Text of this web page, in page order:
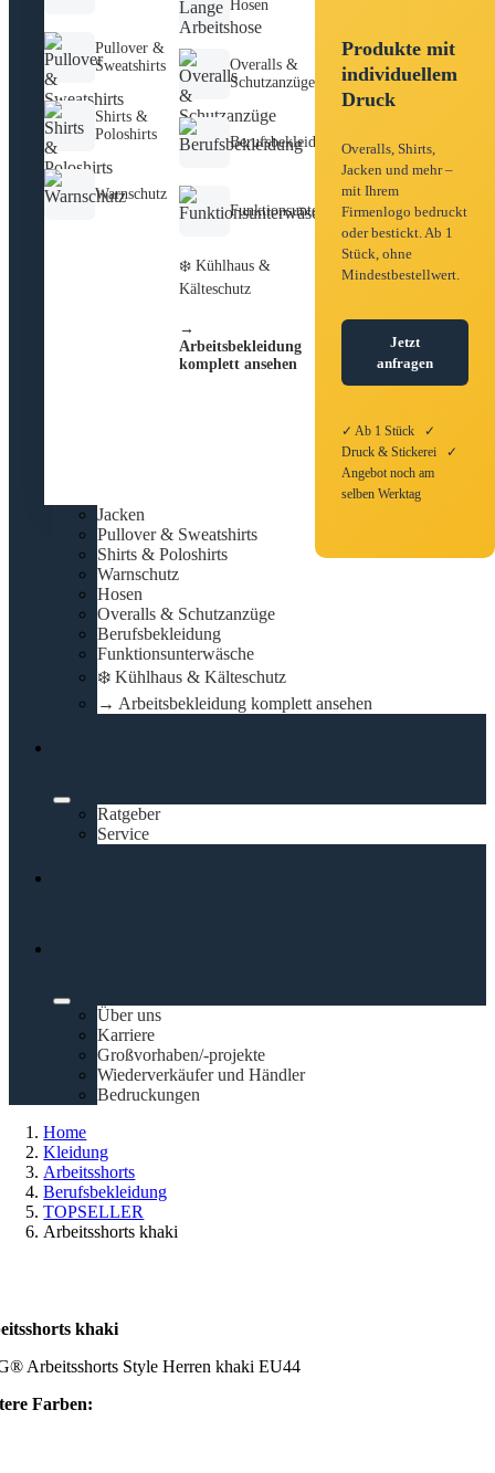
Pullover &
Sweatshirts
Shirts &
Poloshirts
Warnschutz
Hosen
Overalls &
Schutzanzüge
Berufsbekleidung
Funktionsunterwäsche
❄️ Kühlhaus &
Kälteschutz
→
Arbeitsbekleidung
komplett ansehen
Produkte mit
individuellem
Druck
Overalls, Shirts,
Jacken und mehr –
mit Ihrem
Firmenlogo bedruckt
oder bestickt. Ab 1
Stück, ohne
Mindestbestellwert.
Jetzt
anfragen
✓ Ab 1 Stück ✓
Druck & Stickerei ✓
Angebot noch am
selben Werktag
Jacken
Pullover & Sweatshirts
Shirts & Poloshirts
Warnschutz
Hosen
Overalls & Schutzanzüge
Berufsbekleidung
Funktionsunterwäsche
❄️ Kühlhaus & Kälteschutz
→ Arbeitsbekleidung komplett ansehen
Ratgeber
Service
Über uns
Karriere
Großvorhaben/-projekte
Wiederverkäufer und Händler
Bedruckungen
Home
Kleidung
Arbeitsshorts
Berufsbekleidung
TOPSELLER
Arbeitsshorts khaki
khaki
Arbeitsshorts Style Herren khaki EU44
Farben: